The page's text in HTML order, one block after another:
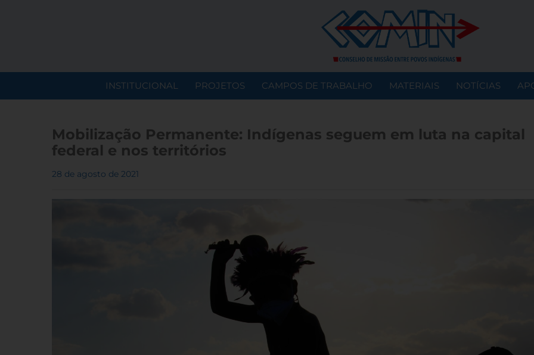
INSTITUCIONAL PROJETOS CAMPOS DE TRABALHO MATERIAIS NOTÍCIAS
Mobilização Permanente: Indígenas seguem em luta na capital
federal e nos territórios
28 de agosto de 2021